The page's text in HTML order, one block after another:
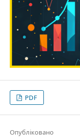
PDF
Опубліковано